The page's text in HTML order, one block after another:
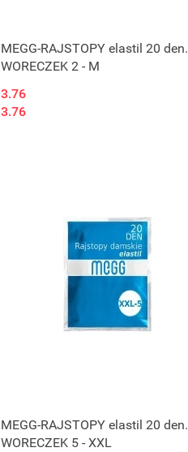
MEGG-RAJSTOPY elastil 20 den.
WORECZEK 2 - M
3.76
3.76
MEGG-RAJSTOPY elastil 20 den.
WORECZEK 5 - XXL